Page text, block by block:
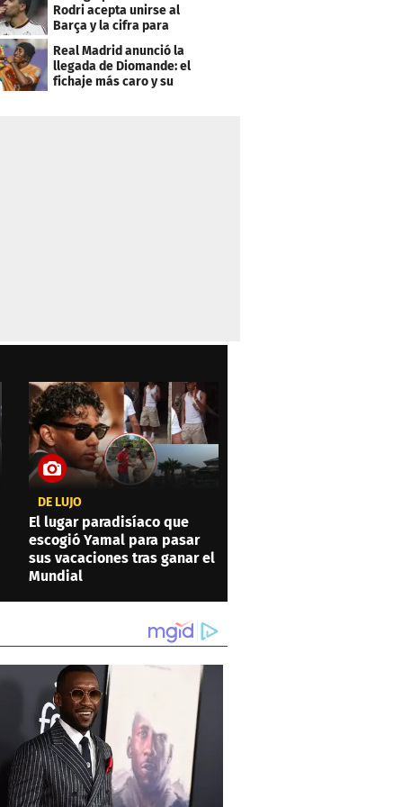
Rodri acepta unirse al
Barça y la cifra para
cerrar su fichaje
Real Madrid anunció la
llegada de Diomande: el
fichaje más caro y su
DE LUJO
El lugar paradisíaco que
escogió Yamal para pasar
sus vacaciones tras ganar el
Mundial